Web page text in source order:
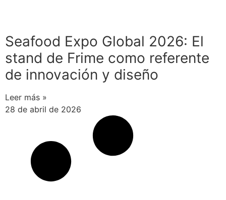
Seafood Expo Global 2026: El
stand de Frime como referente
de innovación y diseño
Leer más »
28 de abril de 2026